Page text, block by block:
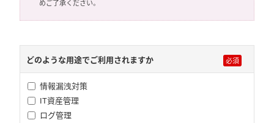
めご了承ください。
どのような用途でご利用されますか
情報漏洩対策
IT資産管理
ログ管理